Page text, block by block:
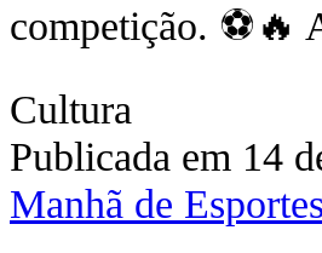
competição.
Cultura
Publicada em 14
Manhã de